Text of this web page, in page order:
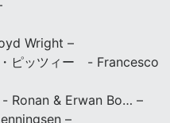
Wright –
ピッツィー - Francesco
Ronan & Erwan Bo… –
–